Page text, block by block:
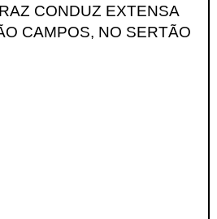
CONDUZ EXTENSA
CAMPOS, NO SERTÃO